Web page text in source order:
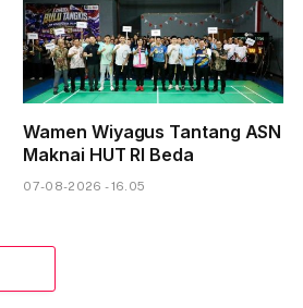
Wamen Wiyagus Tantang ASN
Maknai HUT RI Beda
07-08-2026 - 16.05